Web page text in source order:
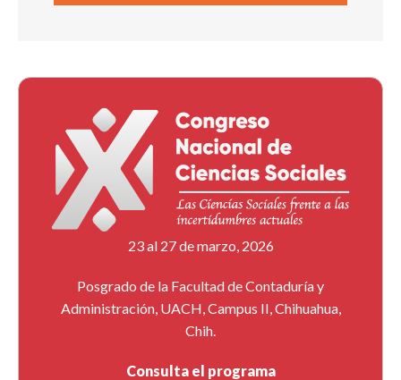
23 al 27 de marzo, 2026
Posgrado de la Facultad de Contaduría y
Administración, UACH, Campus II, Chihuahua,
Chih.
Consulta el programa